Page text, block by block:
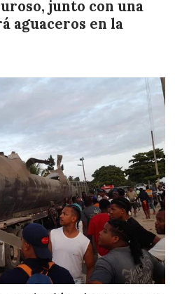
junto con una
aguaceros en la